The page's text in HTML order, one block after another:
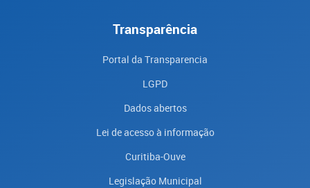
Transparência
Portal da Transparencia
LGPD
Dados abertos
Lei de acesso à informação
Curitiba-Ouve
Legislação Municipal